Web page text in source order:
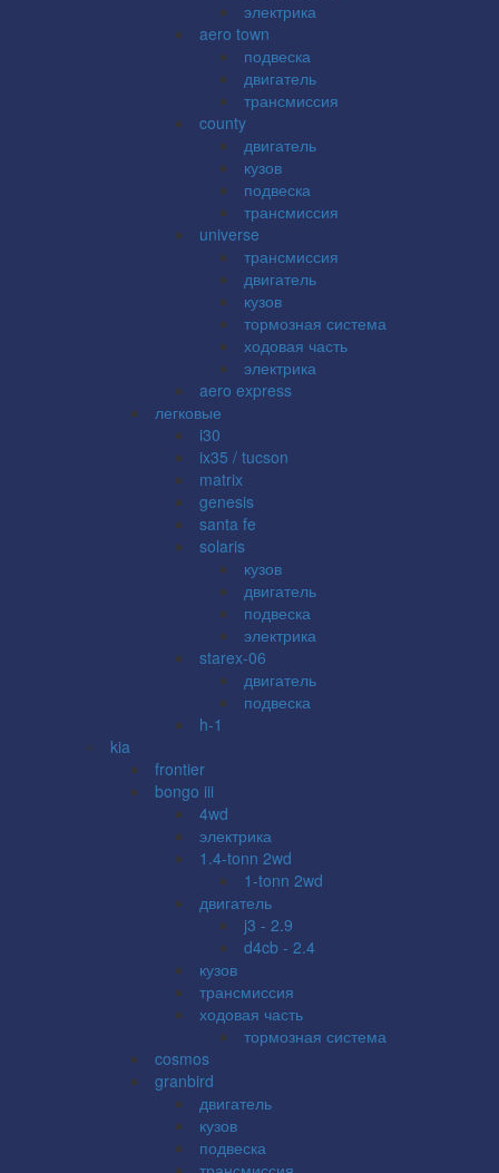
электрика
aero town
подвеска
двигатель
трансмиссия
county
двигатель
кузов
подвеска
трансмиссия
universe
трансмиссия
двигатель
кузов
тормозная система
ходовая часть
электрика
aero express
легковые
i30
ix35 / tucson
matrix
genesis
santa fe
solaris
кузов
двигатель
подвеска
электрика
starex-06
двигатель
подвеска
h-1
kia
frontier
bongo iii
4wd
электрика
1.4-tonn 2wd
1-tonn 2wd
двигатель
j3 - 2.9
d4cb - 2.4
кузов
трансмиссия
ходовая часть
тормозная система
cosmos
granbird
двигатель
кузов
подвеска